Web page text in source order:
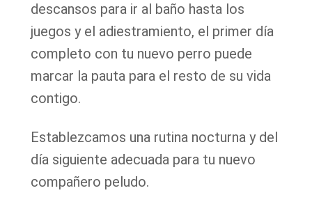
descansos para ir al baño hasta los
juegos y el adiestramiento, el primer día
completo con tu nuevo perro puede
marcar la pauta para el resto de su vida
contigo.
Establezcamos una rutina nocturna y del
día siguiente adecuada para tu nuevo
compañero peludo.